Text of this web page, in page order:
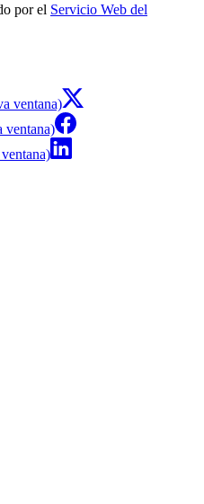
por el Servicio Web del
ventana)
ventana)